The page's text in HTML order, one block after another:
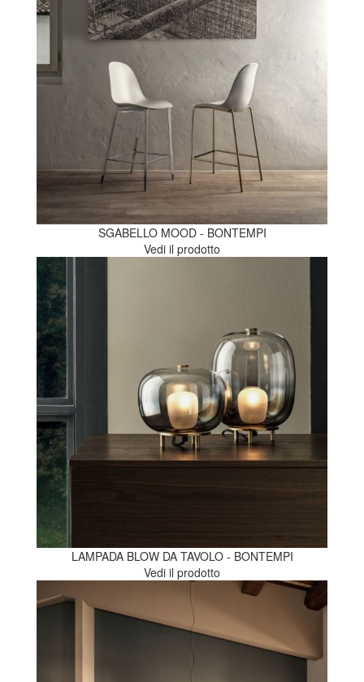
SGABELLO MOOD - BONTEMPI
Vedi il prodotto
LAMPADA BLOW DA TAVOLO - BONTEMPI
Vedi il prodotto